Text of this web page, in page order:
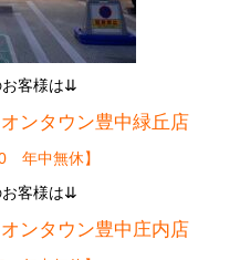
お客様は⇊
ンタウン豊中緑丘店
年中無休】
お客様は⇊
ンタウン豊中庄内店